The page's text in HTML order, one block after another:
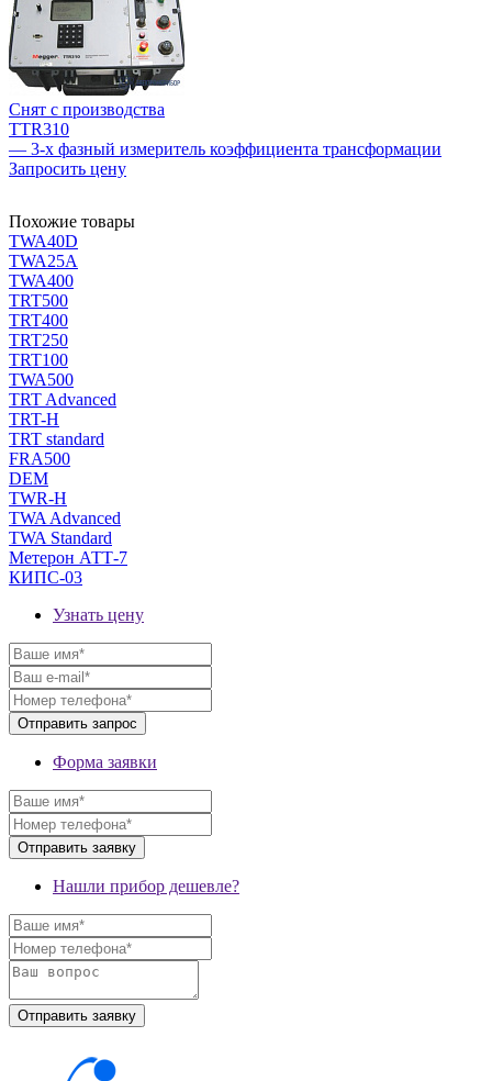
Снят с производства
TTR310
— 3-х фазный измеритель коэффициента трансформации
Запросить цену
Похожие товары
TWA40D
TWA25A
TWA400
TRT500
TRT400
TRT250
TRT100
TWA500
TRT Advanced
TRT-H
TRT standard
FRA500
DEM
TWR-H
TWA Advanced
TWA Standard
Метерон АТТ-7
КИПС-03
Узнать цену
Форма заявки
Нашли прибор дешевле?